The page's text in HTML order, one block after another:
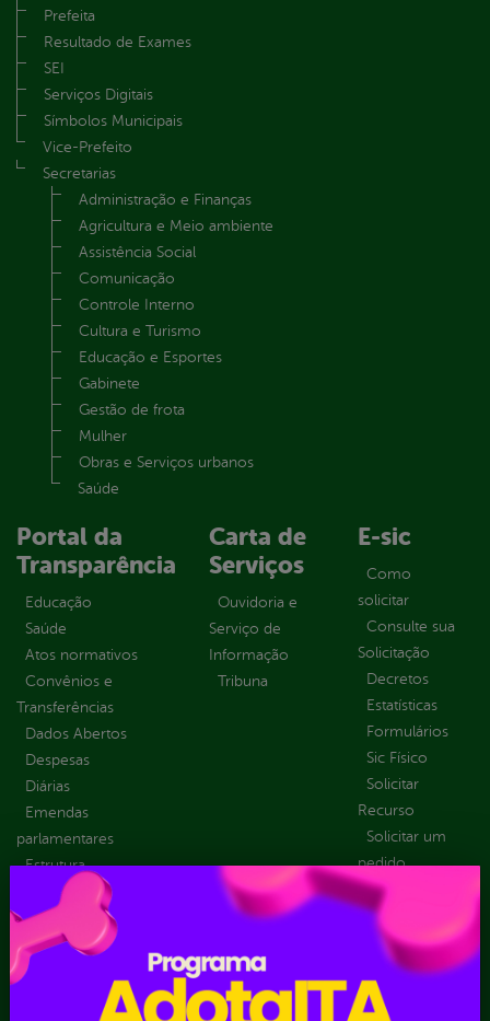
Prefeita
Resultado de Exames
SEI
Serviços Digitais
Símbolos Municipais
Vice-Prefeito
Secretarias
Administração e Finanças
Agricultura e Meio ambiente
Assistência Social
Comunicação
Controle Interno
Cultura e Turismo
Educação e Esportes
Gabinete
Gestão de frota
Mulher
Obras e Serviços urbanos
Saúde
Portal da
Transparência
Educação
Saúde
Atos normativos
Convênios e
Transferências
Dados Abertos
Despesas
Diárias
Emendas
parlamentares
Estrutura
Organizacional
Inicio
LGPD e Governo
Digital
Carta de
Serviços
Ouvidoria e
Serviço de
Informação
Tribuna
E-sic
Como
solicitar
Consulte sua
Solicitação
Decretos
Estatísticas
Formulários
Sic Físico
Solicitar
Recurso
Solicitar um
pedido